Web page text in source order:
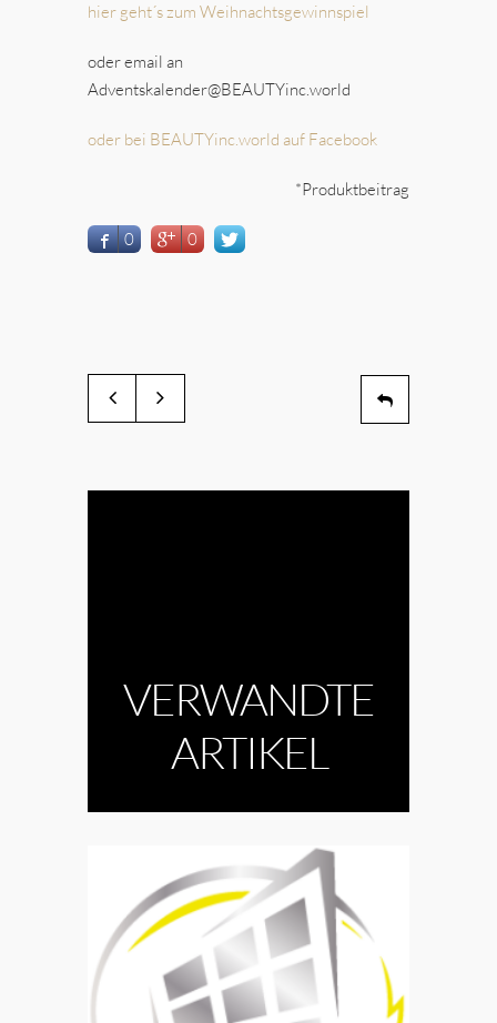
hier geht´s zum Weihnachtsgewinnspiel
oder email an
Adventskalender@BEAUTYinc.world
oder bei BEAUTYinc.world auf Facebook
*Produktbeitrag
0 0
VERWANDTE
ARTIKEL